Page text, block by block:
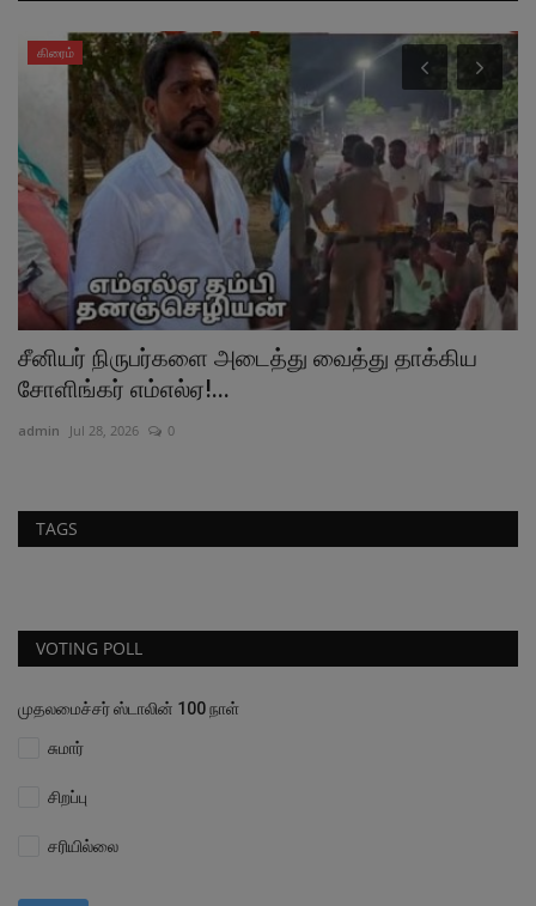
கிரைம்
சீனியர் நிருபர்களை அடைத்து வைத்து தாக்கிய
சோளிங்கர் எம்எல்ஏ!...
admin Jul 28, 2026 0
TAGS
VOTING POLL
முதலமைச்சர் ஸ்டாலின் 100 நாள்
சுமார்
சிறப்பு
சரியில்லை